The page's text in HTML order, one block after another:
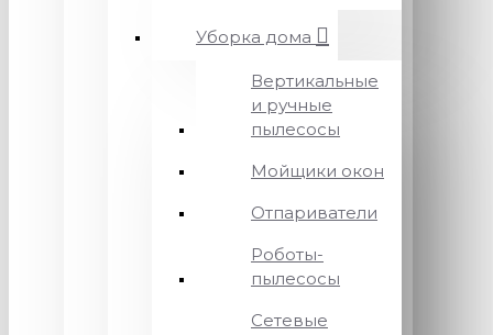
Уборка дома
Вертикальные
и ручные
пылесосы
Мойщики окон
Отпариватели
Роботы-
пылесосы
Сетевые